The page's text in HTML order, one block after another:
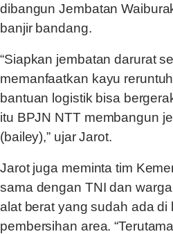
dibangun Jembatan
banjir bandang.
“Siapkan jembatan darurat
memanfaatkan kayu
bantuan logistik bisa
itu BPJN NTT membangun
(bailey),” ujar Jarot.
Jarot juga meminta tim
sama dengan TNI dan
alat berat yang sudah ada di
pembersihan area.